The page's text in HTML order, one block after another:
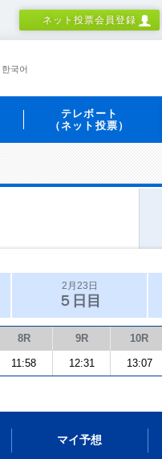
ネット投票会員登録
한국어
テレボート
（ネット投票）
2月23日
５日目
8R 9R 10R
11:58 12:31 13:07
マイ予想